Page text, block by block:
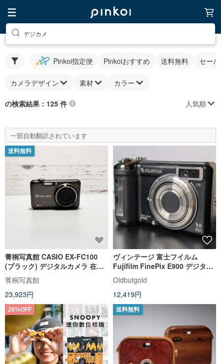
デジカメ
Pinkoi指定便 Pinkoiおすすめ 送料無料 セー
カメラデザイン 素材 カラー
の検索結果：125 件 人気順
一部自動翻訳されています
送料無料
菁桐写真館 CASIO EX-FC100
(ブラック) デジタルカメラ 在庫
あり
菁桐写真館
23,923円
ヴィンテージ 富士フイルム
Fujifilm FinePix E900 デジタル
カメラ (SuperCCD HR センサ
ー) – ボディのみ
Oldbutgold
12,419円
26%OFF 送料無料